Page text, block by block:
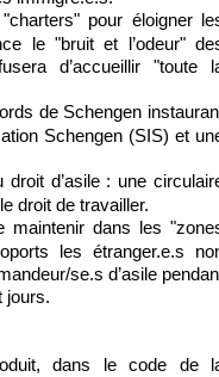
pour éloigner
le "bruit et l’odeur"
d’accueillir "toute
de Schengen
Schengen (SIS) et
d’asile : une
droit de travailler.
maintenir dans les
les étranger.e.s
se.s d’asile
jours.
dans le code de